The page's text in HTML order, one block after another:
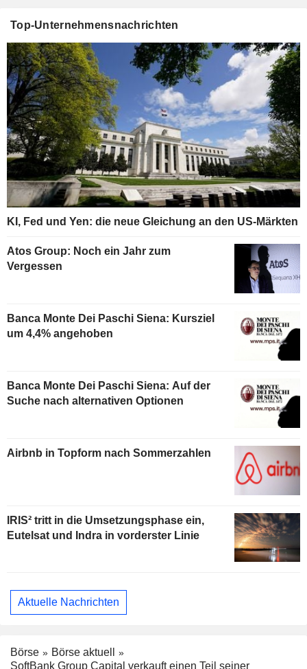
Top-Unternehmensnachrichten
KI, Fed und Yen: die neue Gleichung an den US-Märkten
Atos Group: Noch ein Jahr zum
Vergessen
Banca Monte Dei Paschi Siena: Kursziel
um 4,4% angehoben
Banca Monte Dei Paschi Siena: Auf der
Suche nach alternativen Optionen
Airbnb in Topform nach Sommerzahlen
IRIS² tritt in die Umsetzungsphase ein,
Eutelsat und Indra in vorderster Linie
Aktuelle Nachrichten
Börse
Börse aktuell
SoftBank Group Capital verkauft einen Teil seiner